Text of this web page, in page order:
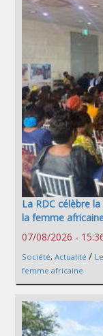
La RDC célèbre
la femme
07/08/2026 -
Société, Actualité /
femme africaine